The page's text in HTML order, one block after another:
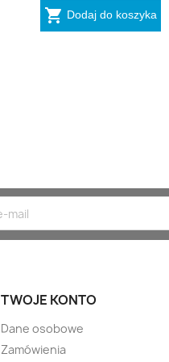
 Dodaj do koszyka
TWOJE KONTO
Dane osobowe
Zamówienia